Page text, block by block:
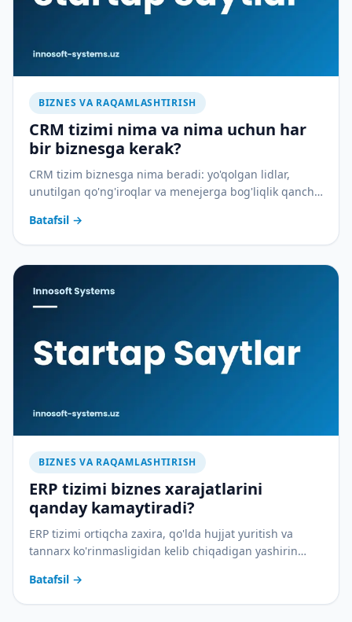
BIZNES VA RAQAMLASHTIRISH
CRM tizimi nima va nima uchun har
bir biznesga kerak?
CRM tizim biznesga nima beradi: yo'qolgan lidlar,
unutilgan qo'ng'iroqlar va menejerga bog'liqlik qancha
Batafsil →
BIZNES VA RAQAMLASHTIRISH
ERP tizimi biznes xarajatlarini
qanday kamaytiradi?
ERP tizimi ortiqcha zaxira, qo'lda hujjat yuritish va
tannarx ko'rinmasligidan kelib chiqadigan yashirin
Batafsil →